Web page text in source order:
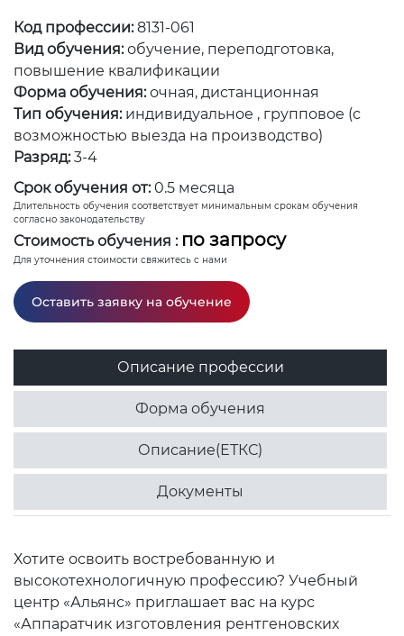
Код профессии:8131-061
Вид обучения: обучение, переподготовка,
повышение квалификации
Форма обучения: очная, дистанционная
Тип обучения: индивидуальное , групповое (с
возможностью выезда на производство)
Разряд: 3-4
Срок обучения от: 0.5 месяца
Длительность обучения соответствует минимальным срокам обучения
согласно законодательству
Стоимость обучения : по запросу
Для уточнения стоимости свяжитесь с нами
Оставить заявку на обучение
Описание профессии
Форма обучения
Описание(ЕТКС)
Документы
Хотите освоить востребованную и
высокотехнологичную профессию? Учебный
центр «Альянс» приглашает вас на курс
«Аппаратчик изготовления рентгеновских